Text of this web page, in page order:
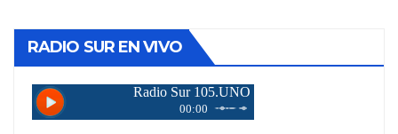
RADIO SUR EN VIVO